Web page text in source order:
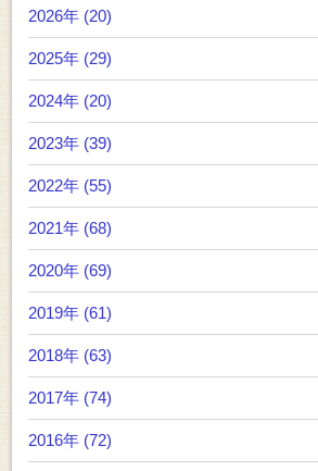
2026年 (20)
2025年 (29)
2024年 (20)
2023年 (39)
2022年 (55)
2021年 (68)
2020年 (69)
2019年 (61)
2018年 (63)
2017年 (74)
2016年 (72)